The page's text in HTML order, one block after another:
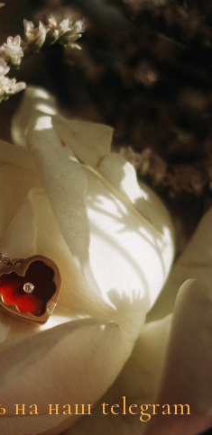
на наш telegram